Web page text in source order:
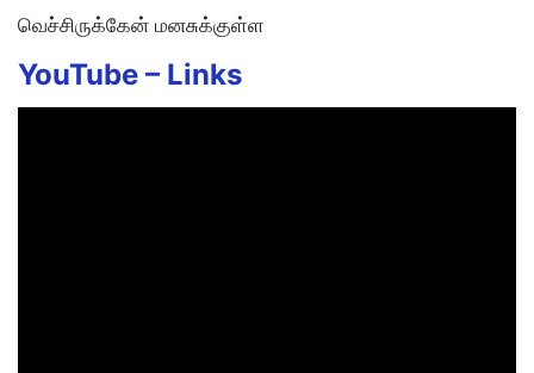
வெச்சிருக்கேன் மனசுக்குள்ள
YouTube – Links